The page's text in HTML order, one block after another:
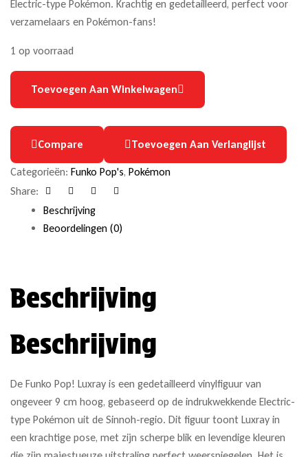
Electric-type Pokémon. Krachtig en gedetailleerd, perfect voor
verzamelaars en Pokémon-fans!
1 op voorraad
Toevoegen Aan Winkelwagen
Compare Toevoegen Aan Verlanglijst
Categorieën: Funko Pop's, Pokémon
Share:
Beschrijving
Beoordelingen (0)
Beschrijving
Beschrijving
De Funko Pop! Luxray is een gedetailleerd vinylfiguur van
ongeveer 9 cm hoog, gebaseerd op de indrukwekkende Electric-
type Pokémon uit de Sinnoh-regio. Dit figuur toont Luxray in
een krachtige pose, met zijn scherpe blik en levendige kleuren